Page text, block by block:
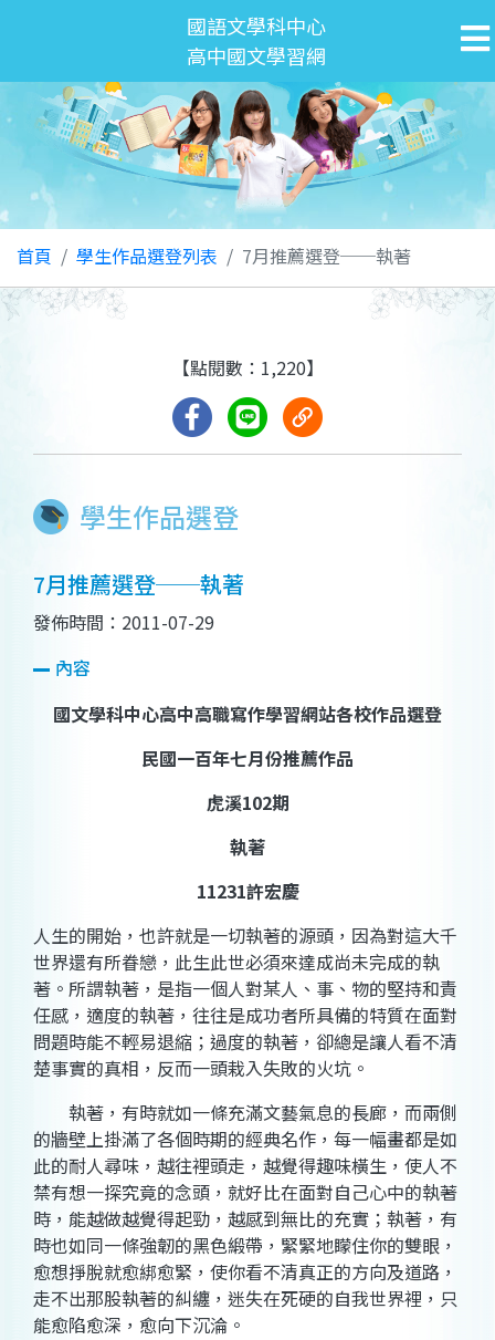
國語文學科中心
高中國文學習網
首頁 學生作品選登列表 7月推薦選登──執著
學生作品選登
【點閱數：1,220】
7月推薦選登──執著
發佈時間：2011-07-29
內容
國文學科中心高中高職寫作學習網站各校作品選登
民國一百年七月份推薦作品
虎溪102期
執著
11231許宏慶
人生的開始，也許就是一切執著的源頭，因為對這大千
世界還有所眷戀，此生此世必須來達成尚未完成的執
著。所謂執著，是指一個人對某人、事、物的堅持和責
任感，適度的執著，往往是成功者所具備的特質在面對
問題時能不輕易退縮；過度的執著，卻總是讓人看不清
楚事實的真相，反而一頭栽入失敗的火坑。
執著，有時就如一條充滿文藝氣息的長廊，而兩側
的牆壁上掛滿了各個時期的經典名作，每一幅畫都是如
此的耐人尋味，越往裡頭走，越覺得趣味橫生，使人不
禁有想一探究竟的念頭，就好比在面對自己心中的執著
時，能越做越覺得起勁，越感到無比的充實；執著，有
時也如同一條強韌的黑色緞帶，緊緊地矇住你的雙眼，
愈想掙脫就愈綁愈緊，使你看不清真正的方向及道路，
走不出那股執著的糾纏，迷失在死硬的自我世界裡，只
能愈陷愈深，愈向下沉淪。